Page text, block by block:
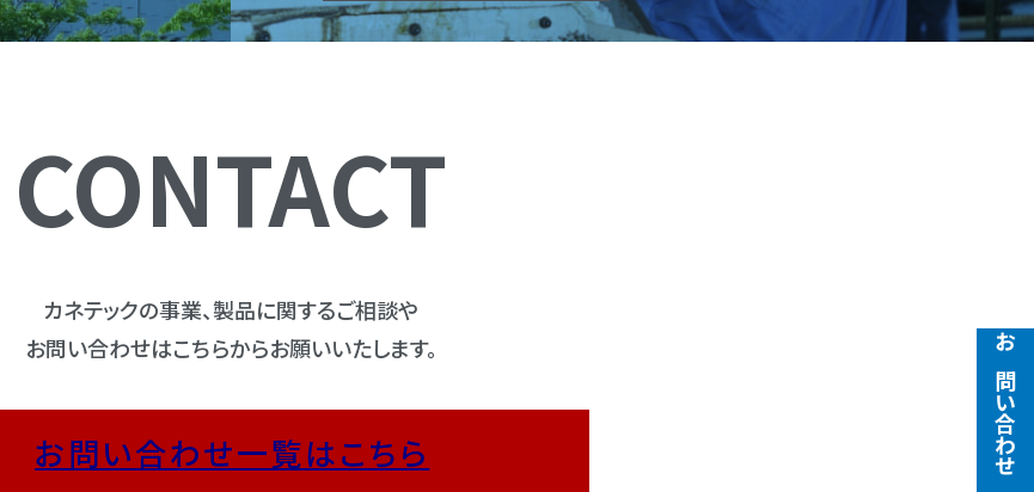
CONTACT
カネテックの事業、製品に関するご相談や
お問い合わせはこちらからお願いいたします。
お問い合わせ一覧はこちら お問い合わせ